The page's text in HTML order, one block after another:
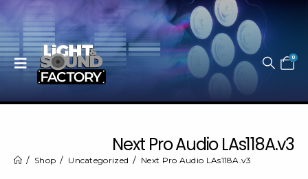
0
Next Pro Audio LAs118A.v3
Shop Uncategorized Next Pro Audio LAs118A.v3